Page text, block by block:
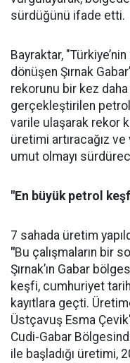
sürdüğünü ifade etti.
Bayraktar,
dönüşen Şırnak
rekorunu bir kez daha
gerçekleştirilen
varile ulaşarak rekor
üretimi artıracağız ve
umut olmayı
"En büyük petrol
7 sahada üretim
"Bu çalışmaların bir
Şırnak’ın Gabar
keşfi, cumhuriyet
kayıtlara geçti.
Üstçavuş Esma
Cudi-Gabar
ile başladığı üretimi,